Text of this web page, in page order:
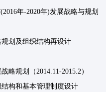
年-2020年)发展战略与规划
划及组织结构再设计
略规划（2014.11-2015.2）
构和基本管理制度设计